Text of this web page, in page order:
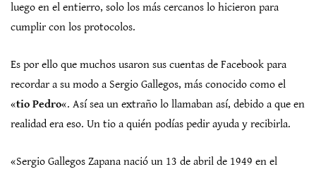
luego en el entierro, solo los más cercanos lo hicieron para
cumplir con los protocolos.
Es por ello que muchos usaron sus cuentas de Facebook para
recordar a su modo a Sergio Gallegos, más conocido como el
«tio Pedro«. Así sea un extraño lo llamaban así, debido a que en
realidad era eso. Un tio a quién podías pedir ayuda y recibirla.
«Sergio Gallegos Zapana nació un 13 de abril de 1949 en el